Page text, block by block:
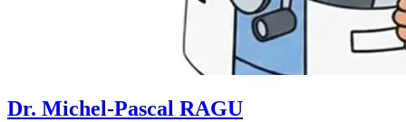
Dr. Michel-Pascal RAGU